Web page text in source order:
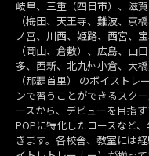
岐阜、三重（四日市）、滋
（梅田、天王寺、難波、京
ノ宮、川西、姫路、西宮、
（岡山、倉敷）、広島、山
多、西新、北九州小倉、大
（那覇首里） のボイスト
ンで習うことができるスク
ースから、デビューを目指
POPに特化したコースなど
きます。各校舎、教室には